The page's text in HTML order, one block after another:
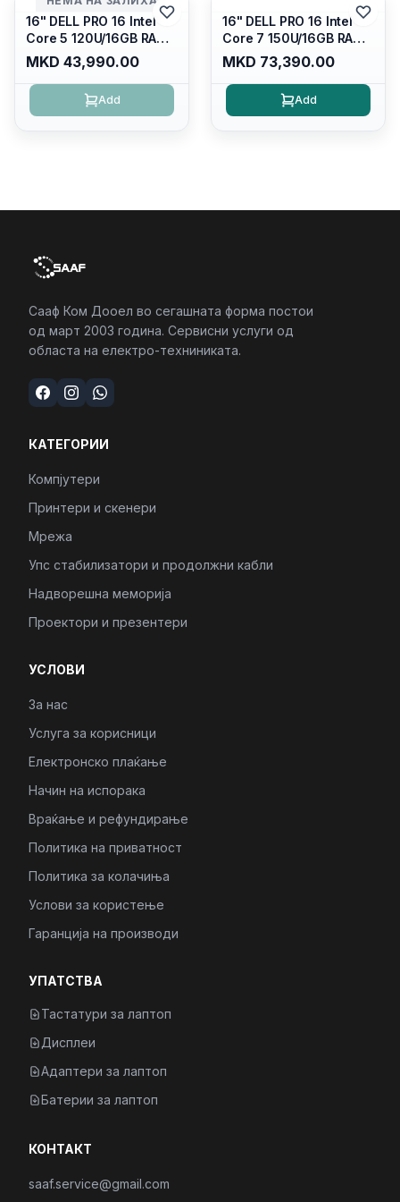
16" DELL PRO 16 Intel
Core 5 120U/16GB RAM
DDR5 5600mhz/ 512 GB
SSD M.2 Nvme/fullhd+
(16:10) Ips/bt/backlit
Kb/thunderbolt
MKD 43,990.00
Add
16" DELL PRO 16 Intel
Core 7 150U/16GB RAM
DDR5 5600mhz/ 512 GB
SSD M.2 Nvme
(2230)/FULLHD+ (16:10)
Ips/bt/backlit
MKD 73,390.00
Add
Сааф Ком Дооел во сегашната форма постои
од март 2003 година. Сервисни услуги од
областа на електро-техниниката.
КАТЕГОРИИ
Компјутери
Принтери и скенери
Мрежа
Упс стабилизатори и продолжни кабли
Надворешна меморија
Проектори и презентери
УСЛОВИ
За нас
Услуга за корисници
Електронско плаќање
Начин на испорака
Враќање и рефундирање
Политика на приватност
Политика за колачиња
Услови за користење
Гаранција на производи
УПАТСТВА
Тастатури за лаптоп
Дисплеи
Адаптери за лаптоп
Батерии за лаптоп
КОНТАКТ
saaf.service@gmail.com